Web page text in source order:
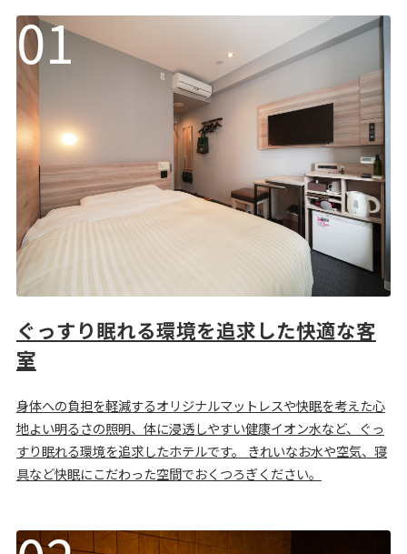
ぐっすり眠れる環境を追求した快適な客
室
身体への負担を軽減するオリジナルマットレスや快眠を考えた心
地よい明るさの照明、体に浸透しやすい健康イオン水など、ぐっ
すり眠れる環境を追求したホテルです。 きれいなお水や空気、寝
具など快眠にこだわった空間でおくつろぎください。